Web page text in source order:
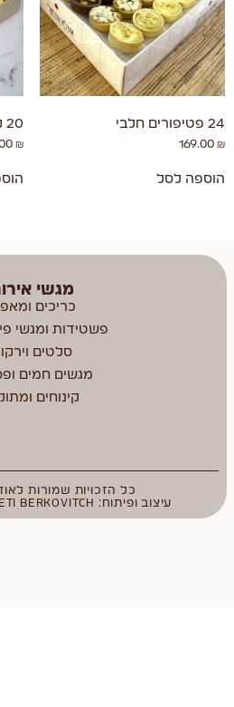
24 פטיפורים חלבי
169.00 ₪
הוספה לסל
20 קינוחי כוסות – חלבי
₪
מגשי
כריכים
פשטידות ומגשי
סלטים
מגשים חמים
קינוחים
כל הזכויות שמורות
עיצוב ופיתוח: ETI BERKOVITCH